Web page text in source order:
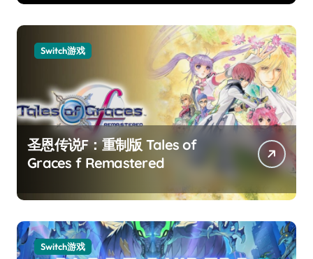
Switch游戏
圣恩传说F：重制版 Tales of
Graces f Remastered
Switch游戏